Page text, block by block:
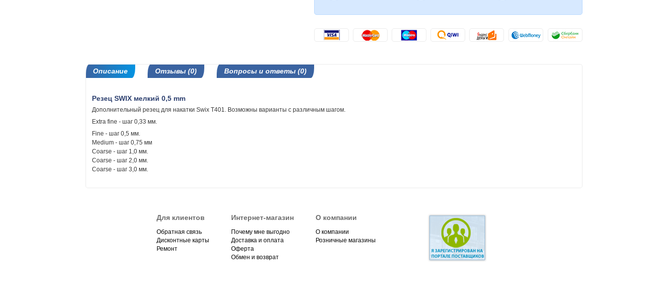
Описание Отзывы (0) Вопросы и ответы (0)
Резец SWIX мелкий 0,5 mm
Дополнительный резец для накатки Swix T401. Возможны варианты с различным шагом.
Extra fine - шаг 0,33 мм.
Fine - шаг 0,5 мм.
Medium - шаг 0,75 мм
Coarse - шаг 1,0 мм.
Coarse - шаг 2,0 мм.
Coarse - шаг 3,0 мм.
Для клиентов
Обратная связь
Дисконтные карты
Ремонт
Интернет-магазин
Почему мне выгодно
Доставка и оплата
Оферта
Обмен и возврат
О компании
О компании
Розничные магазины